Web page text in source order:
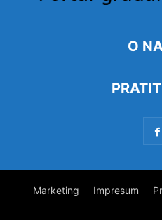
O
Marketing Impresum